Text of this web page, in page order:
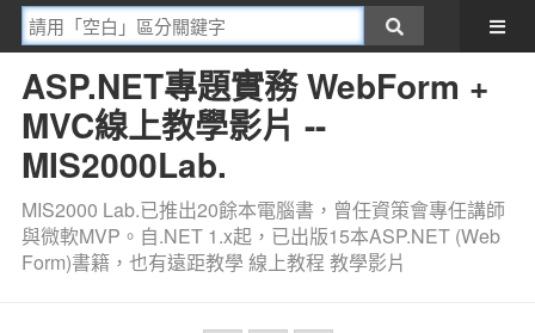
ASP.NET專題實務 WebForm +
MVC線上教學影片 --
MIS2000Lab.
MIS2000 Lab.已推出20餘本電腦書，曾任資策會專任講師
與微軟MVP。自.NET 1.x起，已出版15本ASP.NET (Web
Form)書籍，也有遠距教學 線上教程 教學影片